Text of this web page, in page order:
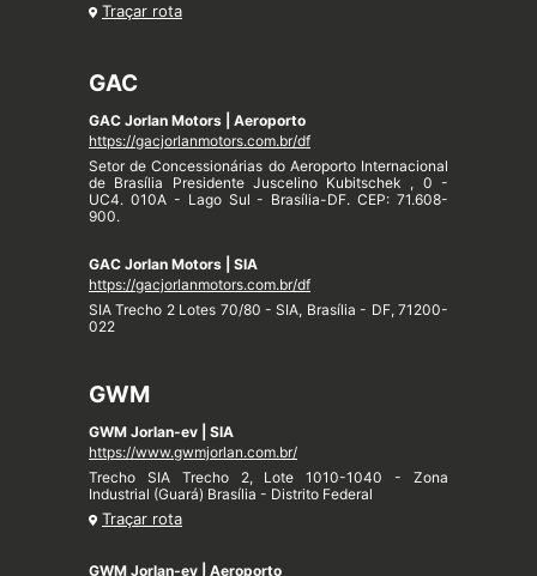
Traçar rota
GAC
GAC Jorlan Motors | Aeroporto
https://gacjorlanmotors.com.br/df
Setor de Concessionárias do Aeroporto Internacional
de Brasília Presidente Juscelino Kubitschek , 0 -
UC4. 010A - Lago Sul - Brasília-DF. CEP: 71.608-
900.
GAC Jorlan Motors | SIA
https://gacjorlanmotors.com.br/df
SIA Trecho 2 Lotes 70/80 - SIA, Brasília - DF, 71200-
022
GWM
GWM Jorlan-ev | SIA
https://www.gwmjorlan.com.br/
Trecho SIA Trecho 2, Lote 1010-1040 - Zona
Industrial (Guará) Brasília - Distrito Federal
Traçar rota
GWM Jorlan-ev | Aeroporto